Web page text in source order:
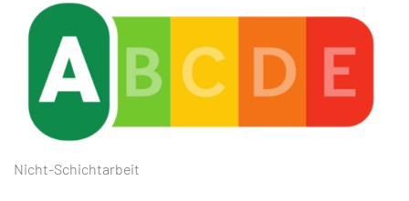
Nicht-Schichtarbeit